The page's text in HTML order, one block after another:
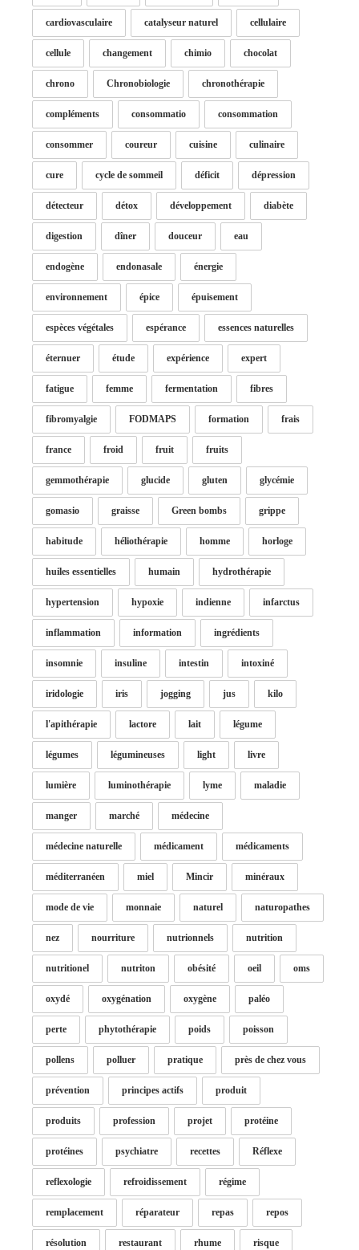
cardiovasculaire catalyseur naturel cellulaire
cellule changement chimio chocolat
chrono Chronobiologie chronothérapie
compléments consommatio consommation
consommer coureur cuisine culinaire
cure cycle de sommeil déficit dépression
détecteur détox développement diabète
digestion dîner douceur eau
endogène endonasale énergie
environnement épice épuisement
espèces végétales espérance essences naturelles
éternuer étude expérience expert
fatigue femme fermentation fibres
fibromyalgie FODMAPS formation frais
france froid fruit fruits
gemmothérapie glucide gluten glycémie
gomasio graisse Green bombs grippe
habitude héliothérapie homme horloge
huiles essentielles humain hydrothérapie
hypertension hypoxie indienne infarctus
inflammation information ingrédients
insomnie insuline intestin intoxiné
iridologie iris jogging jus kilo
l'apithérapie lactore lait légume
légumes légumineuses light livre
lumière luminothérapie lyme maladie
manger marché médecine
médecine naturelle médicament médicaments
méditerranéen miel Mincir minéraux
mode de vie monnaie naturel naturopathes
nez nourriture nutrionnels nutrition
nutritionel nutriton obésité oeil oms
oxydé oxygénation oxygène paléo
perte phytothérapie poids poisson
pollens polluer pratique près de chez vous
prévention principes actifs produit
produits profession projet protéine
protéines psychiatre recettes Réflexe
reflexologie refroidissement régime
remplacement réparateur repas repos
résolution restaurant rhume risque